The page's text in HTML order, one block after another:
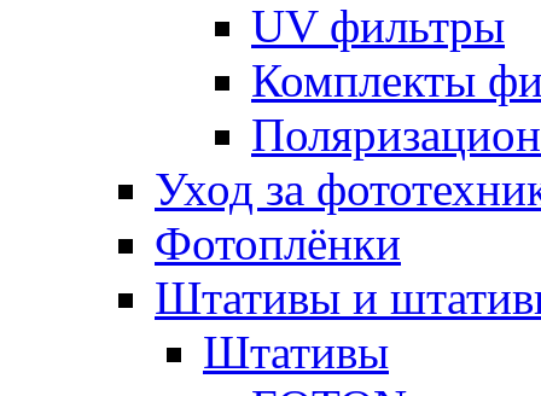
UV фильтры
Комплекты
Уход за
Фотоплёнки
Штативы и
Штативы